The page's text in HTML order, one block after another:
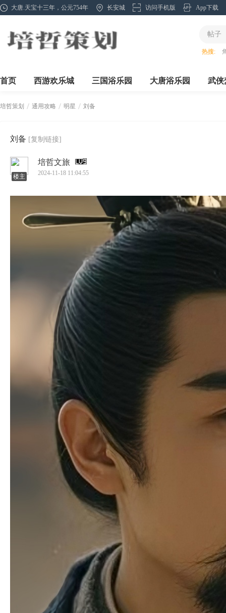
大唐.天宝十三年，公元754年 长安城 访问手机版 App下载
帖子
热搜:
首页 西游欢乐城 三国浴乐园 大唐浴乐园 武侠
培哲策划 通用攻略 明星 刘备
刘备 [复制链接]
楼主
培哲文旅
2024-11-18 11:04:55